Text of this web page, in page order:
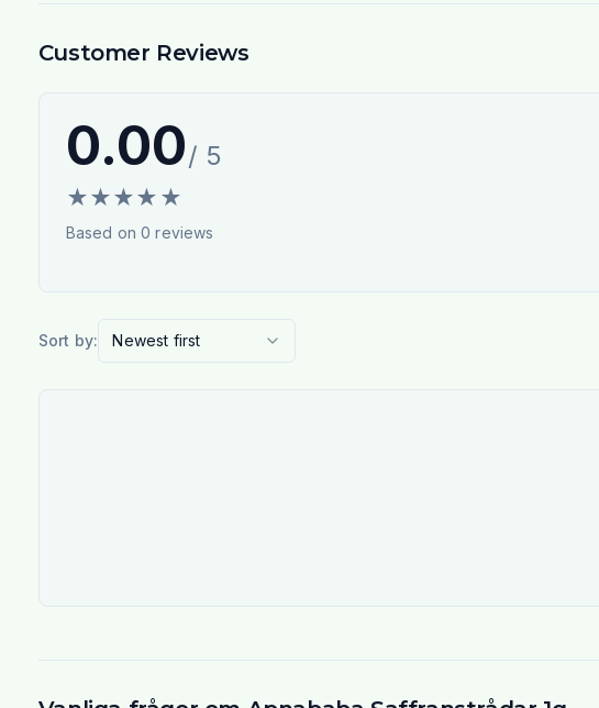
Customer Reviews
0.00/ 5
★★★★ ★
Based on0 reviews
Sort by: Newest first